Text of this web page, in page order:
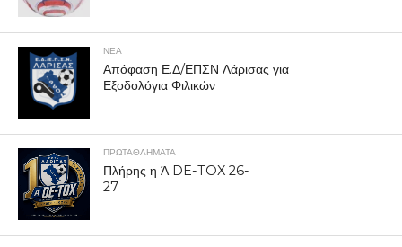
ΝΕΑ
Απόφαση Ε.Δ/ΕΠΣΝ Λάρισας για
Εξοδολόγια Φιλικών
ΠΡΩΤΑΘΛΉΜΑΤΑ
Πλήρης η Ά DE-TOX 26-
27